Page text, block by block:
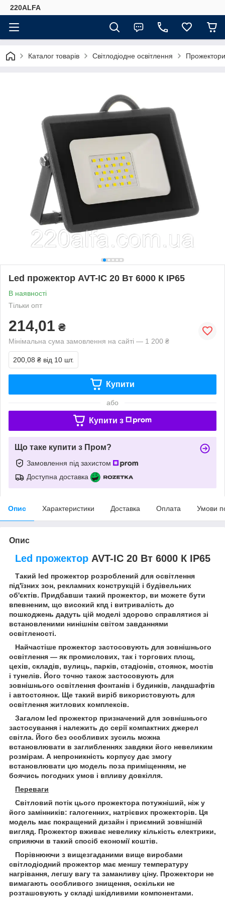
220ALFA
Каталог товарів Світлодіодне освітлення
Led прожектор AVT-IC 20 Вт 6000 К IP65
В наявності
Тільки опт
214,01 ₴
Мінімальна сума замовлення на сайті — 1 200 ₴
200,08 ₴ від 10 шт.
Купити
або
Купити з
Що таке купити з Пром?
Замовлення під захистом
Доступна доставка
Опис Характеристики Доставка Оплата Умови
Опис
Led прожекторAVT-IC 20 Вт 6000 К IP65
Такий led прожектор розроблений для освітлення
під'їзних зон, рекламних конструкцій і будівельних
об'єктів. Придбавши такий прожектор, ви можете бути
впевненим, що високий кпд і витривалість до
пошкоджень дадуть цій моделі здорово справлятися зі
встановленими нинішнім світом завданнями
освітленості.
Найчастіше прожектор застосовують для зовнішнього
освітлення — як промислових, так і торгових площ,
цехів, складів, вулиць, парків, стадіонів, стоянок, мостів
і тунелів. Його точно також застосовують для
зовнішнього освітлення фонтанів і будинків, ландшафтів
і автостоянок. Ще такий виріб використовують для
освітлення житлових комплексів.
Загалом led прожектор призначений для зовнішнього
застосування і належить до серії компактних джерел
світла. Його без особливих зусиль можна
встановлювати в заглибленнях завдяки його невеликим
розмірам. А непроникність корпусу дає змогу
встановлювати цю модель поза приміщенням, не
боячись погодних умов і впливу довкілля.
Переваги
Світловий потік цього прожектора потужніший, ніж у
його замінників: галогенних, натрієвих прожекторів. Ця
модель має покращений дизайн і приємний зовнішній
вигляд. Прожектор вживає невелику кількість електрики,
сприяючи в такий спосіб економії коштів.
Порівнюючи з вищезгаданими вище виробами
світлодіодний прожектор має меншу температуру
нагрівання, легшу вагу та заманливу ціну. Прожектори не
вимагають особливого знищення, оскільки не
розташовують у складі шкідливими компонентами.